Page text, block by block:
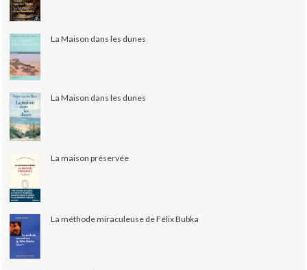
La Maison dans les dunes
La Maison dans les dunes
La maison préservée
La méthode miraculeuse de Félix Bubka